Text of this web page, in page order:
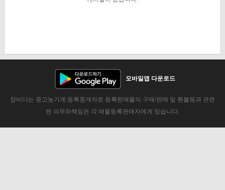
모바일앱 다운로드
장비다는 중고농기계 등록중개자로 등록된매물의 구매/판매 및 환불등과 관련
된 의무와책임은 각 매물등록판매자에게 있습니다.